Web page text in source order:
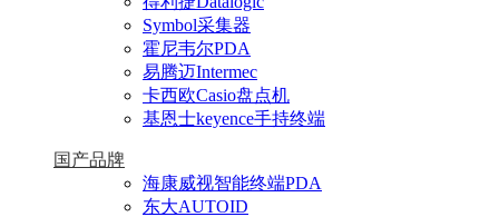
Symbol采集器
霍尼韦尔PDA
易腾迈Intermec
卡西欧Casio盘点机
基恩士keyence手持终端
国产品牌
海康威视智能终端PDA
东大AUTOID